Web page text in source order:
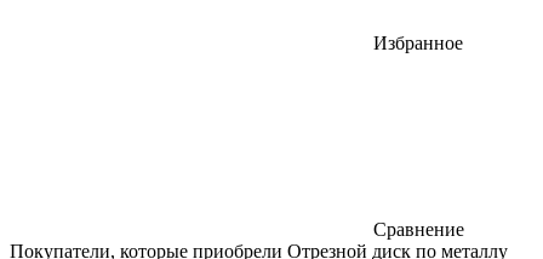
Избранное
Сравнение
Покупатели, которые приобрели Отрезной диск по металлу